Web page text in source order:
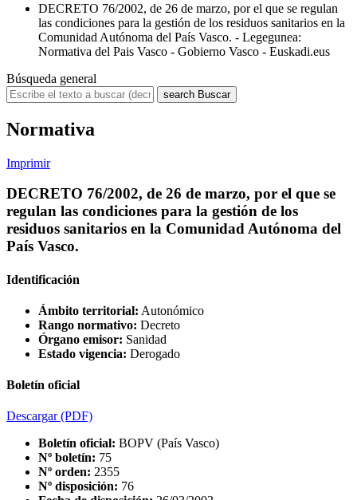
DECRETO 76/2002, de 26 de marzo, por el que se regulan
las condiciones para la gestión de los residuos sanitarios en la
Comunidad Autónoma del País Vasco. - Legegunea:
Normativa del Pais Vasco - Gobierno Vasco - Euskadi.eus
Búsqueda general
search Buscar
Normativa
Imprimir
DECRETO 76/2002, de 26 de marzo, por el que se
regulan las condiciones para la gestión de los
residuos sanitarios en la Comunidad Autónoma del
País Vasco.
Identificación
Ámbito territorial: Autonómico
Rango normativo: Decreto
Órgano emisor: Sanidad
Estado vigencia: Derogado
Boletín oficial
Descargar(PDF)
Boletín oficial: BOPV (País Vasco)
Nº boletín: 75
Nº orden: 2355
Nº disposición: 76